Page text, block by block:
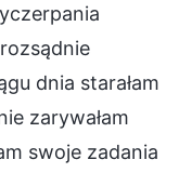
dnia starałam
zarywałam
swoje zadania